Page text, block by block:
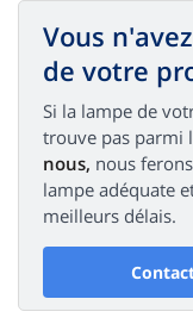
Vous
de votre
Si la lampe de
trouve pas parmi
nous, nous
lampe adéquate
meilleurs délais.